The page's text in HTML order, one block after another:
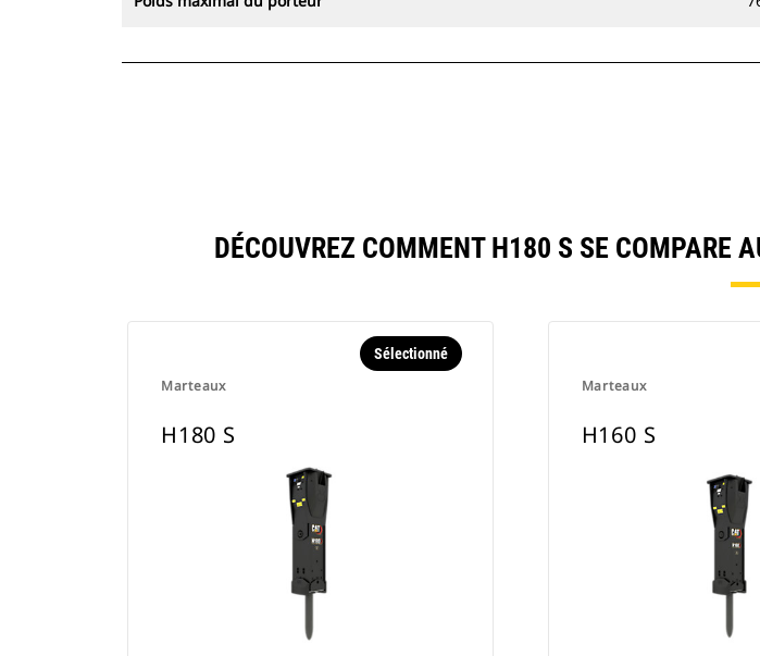
DÉCOUVREZ COMMENT H180 S SE COMPARE
Marteaux
Sélectionné
H180 S
Marteaux
H160 S